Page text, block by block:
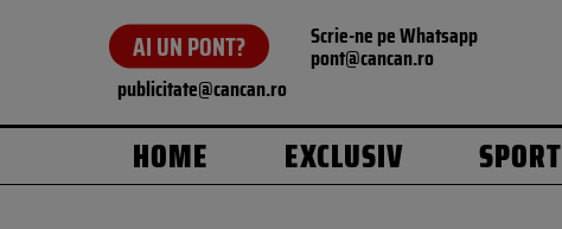
AI UN PONT? Scrie-ne pe Whatsapp
pont@cancan.ro
publicitate@cancan.ro
HOME EXCLUSIV SPORT